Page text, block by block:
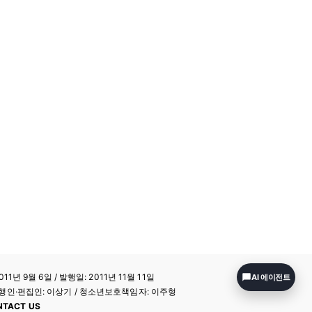
년 9월 6일 / 발행일: 2011년 11월 11일
·편집인: 이상기 / 청소년보호책임자: 이주형
US
AI 에이전트